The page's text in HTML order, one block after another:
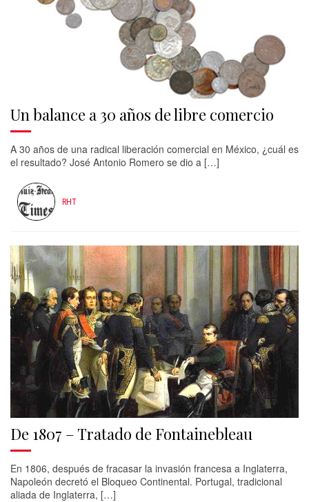
Un balance a 30 años de libre comercio
A 30 años de una radical liberación comercial en México, ¿cuál es
el resultado? José Antonio Romero se dio a […]
RHT
De 1807 – Tratado de Fontainebleau
En 1806, después de fracasar la invasión francesa a Inglaterra,
Napoleón decretó el Bloqueo Continental. Portugal, tradicional
aliada de Inglaterra, […]